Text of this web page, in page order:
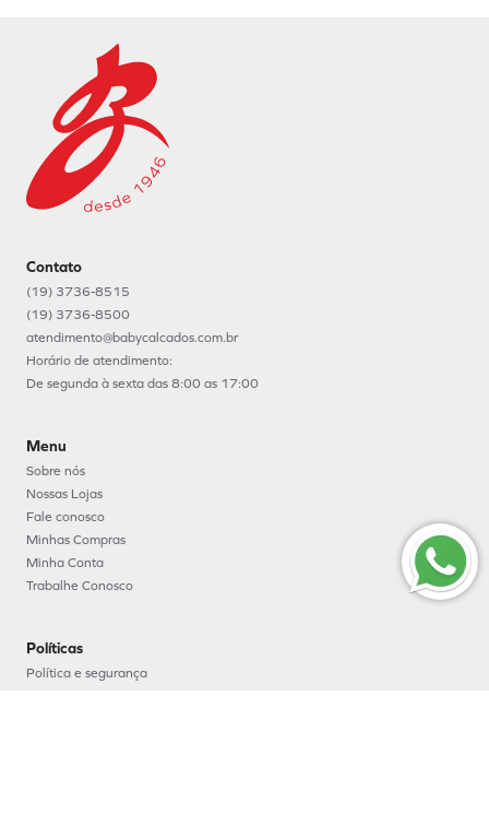
Contato
(19) 3736-8515
(19) 3736-8500
atendimento@babycalcados.com.br
Horário de atendimento:
De segunda à sexta das 8:00 as 17:00
Menu
Sobre nós
Nossas Lojas
Fale conosco
Minhas Compras
Minha Conta
Trabalhe Conosco
Políticas
Política e segurança